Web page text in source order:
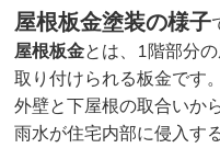
屋根板金塗装の様子
屋根板金とは、1階部分
取り付けられる板金です。
外壁と下屋根の取合いから
雨水が住宅内部に侵入す